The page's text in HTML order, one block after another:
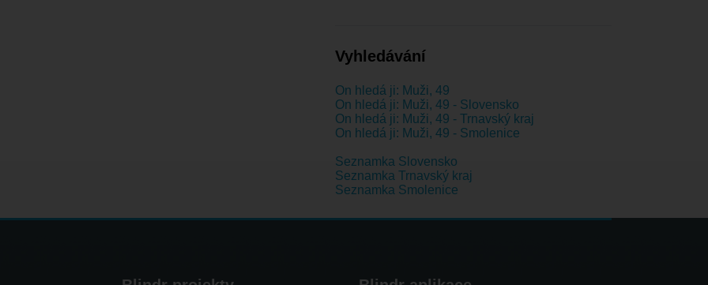
Vyhledávání
On hledá ji: Muži, 49
On hledá ji: Muži, 49 - Slovensko
On hledá ji: Muži, 49 - Trnavský kraj
On hledá ji: Muži, 49 - Smolenice
Seznamka Slovensko
Seznamka Trnavský kraj
Seznamka Smolenice